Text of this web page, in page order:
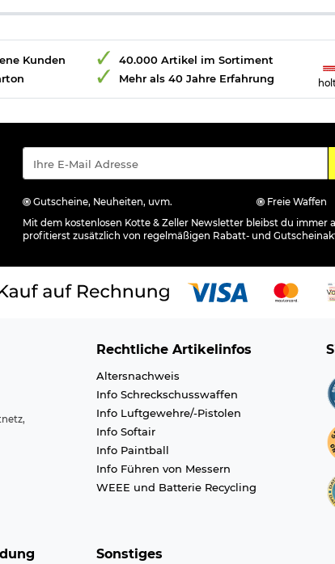
Kunden
40.000 Artikel im Sortiment
Mehr als 40 Jahre Erfahrung
Gutscheine, Neuheiten, uvm. Freie Waffen
Mit dem kostenlosen Kotte & Zeller Newsletter bleibst du immer
profitierst zusätzlich von regelmäßigen Rabatt- und
Rechtliche Artikelinfos
Altersnachweis
Info Schreckschusswaffen
Info Luftgewehre/-Pistolen
Info Softair
Info Paintball
Info Führen von Messern
WEEE und Batterie Recycling
Sonstiges